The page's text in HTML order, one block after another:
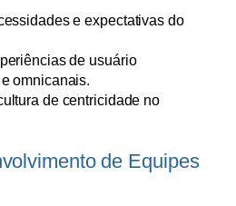
e expectativas do
de usuário
omnicanais.
de centricidade no
de Equipes